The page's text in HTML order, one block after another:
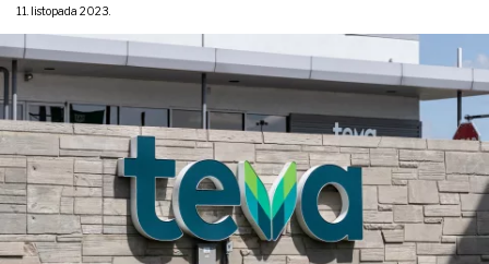
11. listopada 2023.